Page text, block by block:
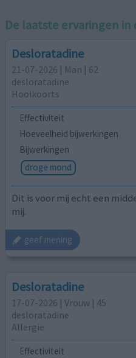
De laatste ervaringen
Desloratadine
21-07-2026 | Man | 62
desloratadine
Hooikoorts
Effectiviteit
Hoeveelheid bijwerkingen
Bijwerkingen
droge mond
Dit is voor mij echt een
mij.
geef mening
Desloratadine
17-07-2026 | Vrouw | 45
desloratadine
Allergie
Effectiviteit